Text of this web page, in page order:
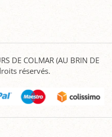
DE COLMAR (AU BRIN DE
réservés.